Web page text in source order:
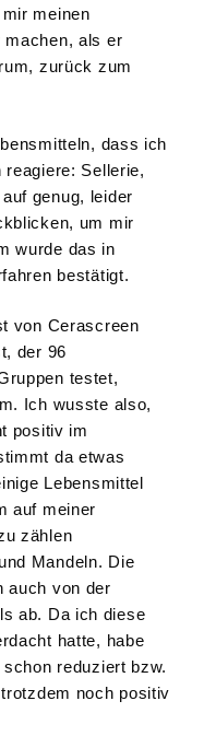
meinen
machen, als er
zurück zum
dass ich
Sellerie,
genug, leider
um mir
wurde das in
bestätigt.
von Cerascreen
der 96
testet,
Ich wusste also,
positiv im
da etwas
Lebensmittel
auf meiner
zählen
Mandeln. Die
auch von der
ab. Da ich diese
hatte, habe
reduziert bzw.
noch positiv